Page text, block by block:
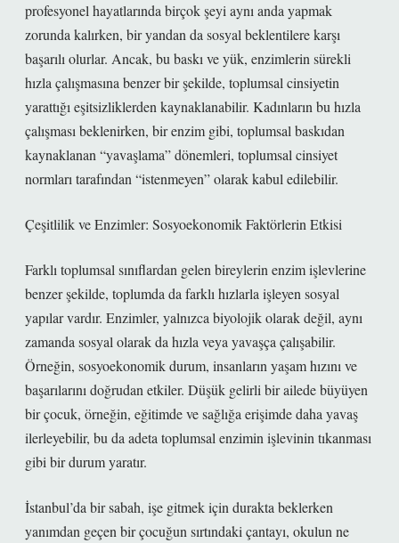
profesyonel hayatlarında birçok şeyi aynı anda yapmak
zorunda kalırken, bir yandan da sosyal beklentilere karşı
başarılı olurlar. Ancak, bu baskı ve yük, enzimlerin sürekli
hızla çalışmasına benzer bir şekilde, toplumsal cinsiyetin
yarattığı eşitsizliklerden kaynaklanabilir. Kadınların bu hızla
çalışması beklenirken, bir enzim gibi, toplumsal baskıdan
kaynaklanan “yavaşlama” dönemleri, toplumsal cinsiyet
normları tarafından “istenmeyen” olarak kabul edilebilir.
Çeşitlilik ve Enzimler: Sosyoekonomik Faktörlerin Etkisi
Farklı toplumsal sınıflardan gelen bireylerin enzim işlevlerine
benzer şekilde, toplumda da farklı hızlarla işleyen sosyal
yapılar vardır. Enzimler, yalnızca biyolojik olarak değil, aynı
zamanda sosyal olarak da hızla veya yavaşça çalışabilir.
Örneğin, sosyoekonomik durum, insanların yaşam hızını ve
başarılarını doğrudan etkiler. Düşük gelirli bir ailede büyüyen
bir çocuk, örneğin, eğitimde ve sağlığa erişimde daha yavaş
ilerleyebilir, bu da adeta toplumsal enzimin işlevinin tıkanması
gibi bir durum yaratır.
İstanbul’da bir sabah, işe gitmek için durakta beklerken
yanımdan geçen bir çocuğun sırtındaki çantayı, okulun ne